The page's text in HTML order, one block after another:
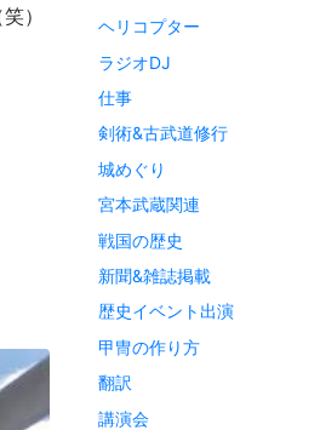
）
ヘリコプター
ラジオDJ
仕事
剣術&古武道修行
城めぐり
宮本武蔵関連
戦国の歴史
新聞&雑誌掲載
歴史イベント出演
甲冑の作り方
翻訳
講演会